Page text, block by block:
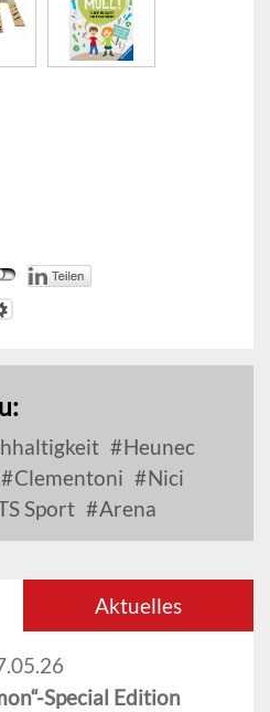
Heunec
Clementoni
Nici
Sport Arena
Aktuelles
Special Edition